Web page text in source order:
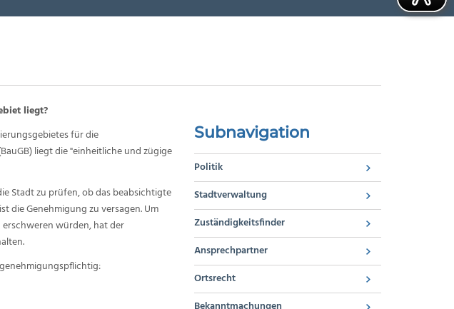
liegt?
für die
liegt die "einheitliche und zügige
Stadt zu prüfen, ob das beabsichtigte
die Genehmigung zu versagen. Um
würden, hat der
Subnavigation
Politik
Stadtverwaltung
Zuständigkeitsfinder
Ansprechpartner
Ortsrecht